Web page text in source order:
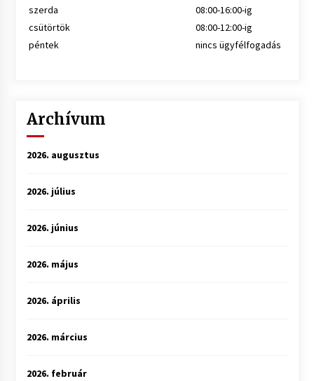
szerda
08:00-16:00-ig
csütörtök
08:00-12:00-ig
péntek
nincs ügyfélfogadás
Archívum
2026. augusztus
2026. július
2026. június
2026. május
2026. április
2026. március
2026. február